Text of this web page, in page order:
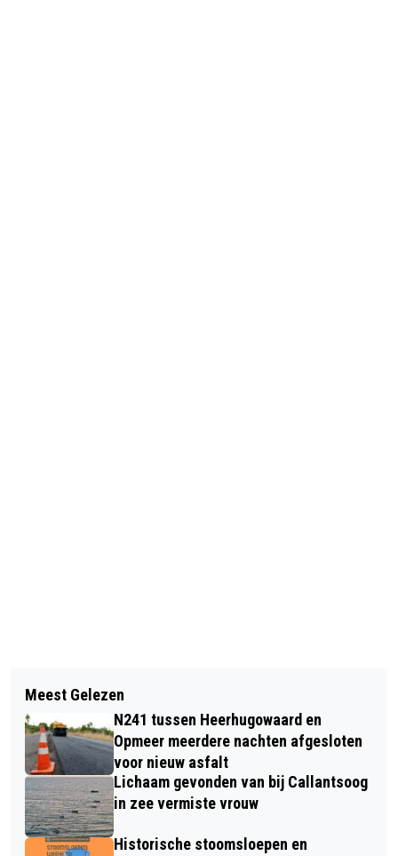
KLAS OP WIELEN ALKMAAR EN
HELIOMARE GAAN SAMEN VERDER
CANTA IN STOMPETOREN VOLLEDIG
UITGEBRAND
Meest Gelezen
N241 tussen Heerhugowaard en
Opmeer meerdere nachten afgesloten
voor nieuw asfalt
Lichaam gevonden van bij Callantsoog
in zee vermiste vrouw
Historische stoomsloepen en